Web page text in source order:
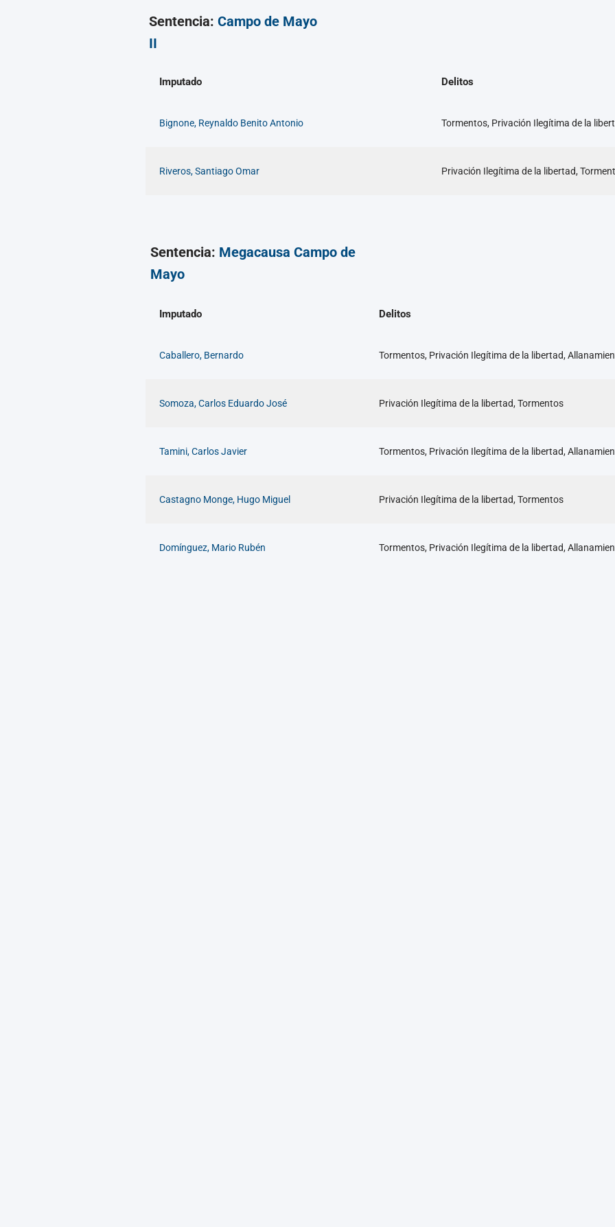
Sentencia:Campo de Mayo
II
Imputado Delitos
Bignone, Reynaldo Benito Antonio Tormentos, Privación Ilegítima de la
Riveros, Santiago Omar Privación Ilegítima de la libertad,
Sentencia: Megacausa Campo de
Mayo
Imputado Delitos
Caballero, Bernardo Tormentos, Privación Ilegítima de la libertad,
Somoza, Carlos Eduardo José Privación Ilegítima de la libertad, Tormentos
Tamini, Carlos Javier Tormentos, Privación Ilegítima de la libertad,
Castagno Monge, Hugo Miguel Privación Ilegítima de la libertad, Tormentos
Domínguez, Mario Rubén Tormentos, Privación Ilegítima de la libertad,